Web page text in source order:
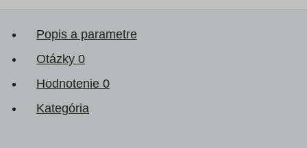
Popis a parametre
Otázky 0
Hodnotenie 0
Kategória